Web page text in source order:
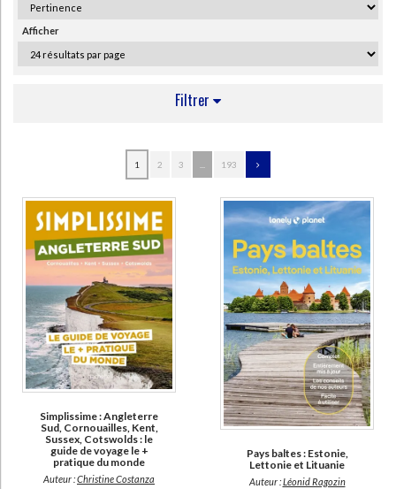
Classiques scolaires
Ecologie - Environnement
Afficher
Filtrer
Auzias, Dominique (527)
Manufacture française des pneumatiques Michelin (154)
Gloaguen, Philippe (100)
La Torre, Michel de (89)
Collectif Ulysse (84)
Kruse, Gisela (46)
Tendance floue (43)
SUPPORT
livre (3439)
IAD (775)
1 2 3 193
Simplissime : Angleterre
Sud, Cornouailles, Kent,
Sussex, Cotswolds : le
guide de voyage le +
pratique du monde
Auteur :Christine Costanza
Pays baltes : Estonie,
Lettonie et Lituanie
Auteur :Léonid Ragozin